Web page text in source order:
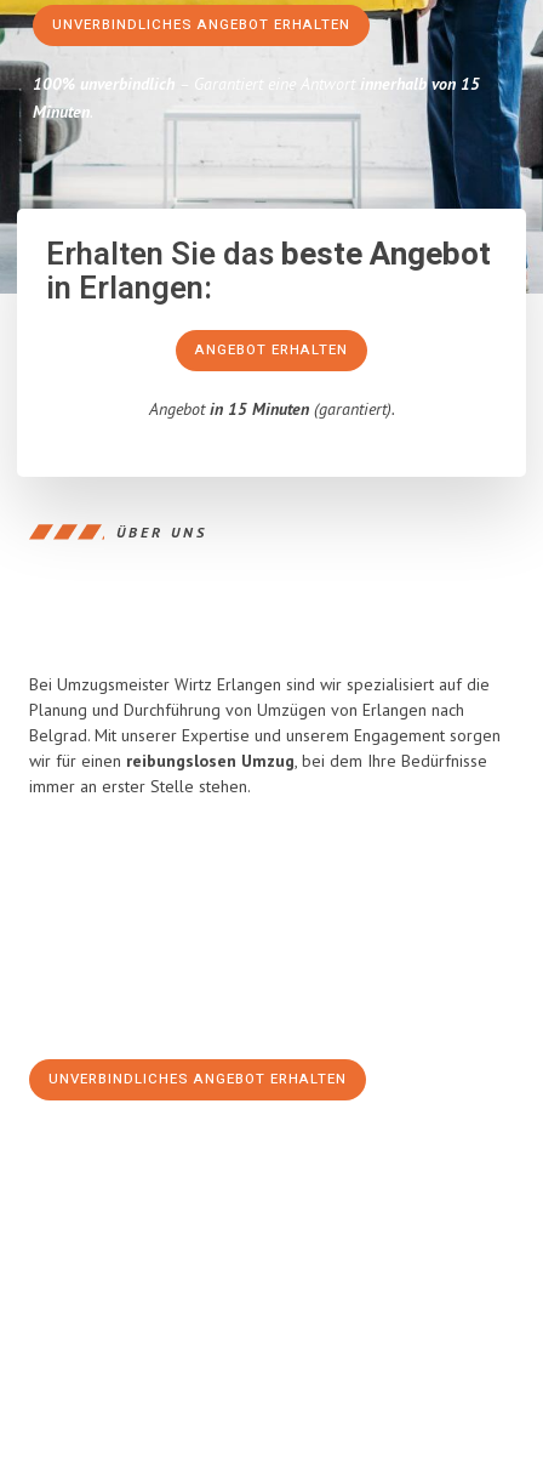
UNVERBINDLICHES ANGEBOT ERHALTEN
100% unverbindlich – Garantiert eine Antwort innerhalb von 15
Minuten.
Erhalten Sie dasbeste Angebot
in Erlangen:
ANGEBOT ERHALTEN
Angebotin 15 Minuten(garantiert).
ÜBER UNS
Bei Umzugsmeister Wirtz Erlangen sind wir spezialisiert auf die
Planung und Durchführung von Umzügen von Erlangen nach
Belgrad. Mit unserer Expertise und unserem Engagement sorgen
wir für einen reibungslosen Umzug, bei dem Ihre Bedürfnisse
immer an erster Stelle stehen.
UNVERBINDLICHES ANGEBOT ERHALTEN